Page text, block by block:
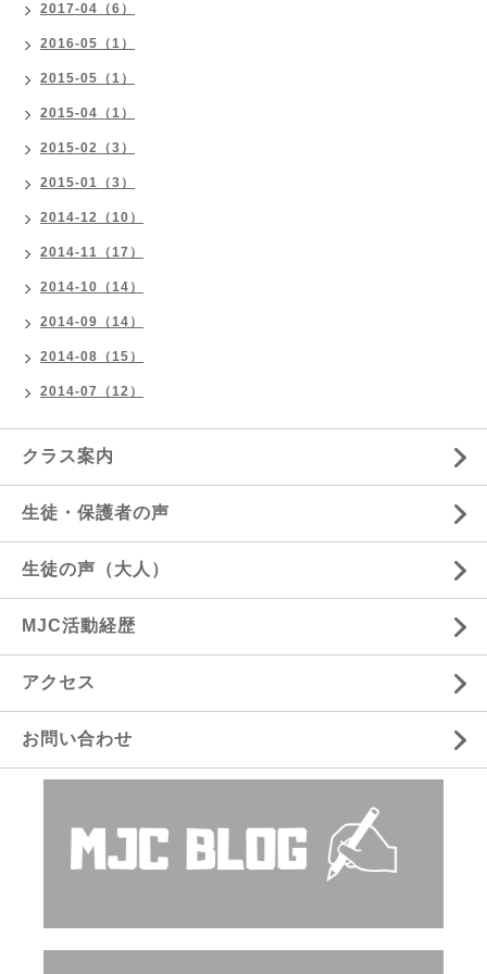
2017-04（6）
2016-05（1）
2015-05（1）
2015-04（1）
2015-02（3）
2015-01（3）
2014-12（10）
2014-11（17）
2014-10（14）
2014-09（14）
2014-08（15）
2014-07（12）
クラス案内
生徒・保護者の声
生徒の声（大人）
MJC活動経歴
アクセス
お問い合わせ